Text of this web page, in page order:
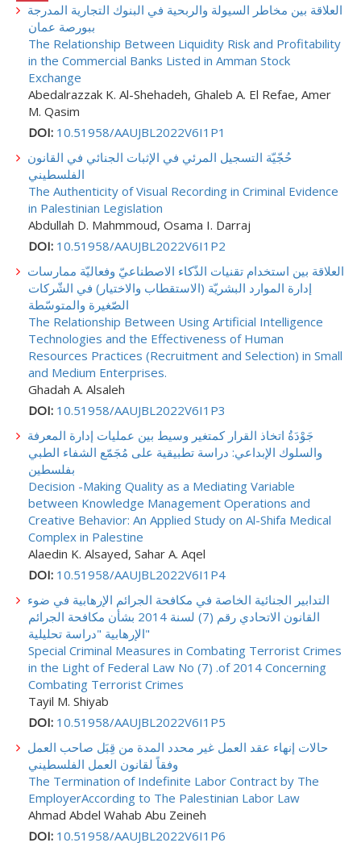
العلاقة بين مخاطر السيولة والربحية في البنوك التجارية المدرجة
ببورصة عمان
The Relationship Between Liquidity Risk and Profitability
in the Commercial Banks Listed in Amman Stock
Exchange
Abedalrazzak K. Al-Shehadeh, Ghaleb A. El Refae, Amer
M. Qasim
DOI: 10.51958/AAUJBL2022V6I1P1
حُجّيّة التسجيل المرئي في الإثبات الجنائي في القانون
الفلسطيني
The Authenticity of Visual Recording in Criminal Evidence
in Palestinian Legislation
Abdullah D. Mahmmoud, Osama I. Darraj
DOI: 10.51958/AAUJBL2022V6I1P2
العلاقة بين استخدام تقنيات الذّكاء الاصطناعيّ وفعاليّة ممارسات
إدارة الموارد البشريّة (الاستقطاب والاختيار) في الشّركات
الصّغيرة والمتوسّطة
The Relationship Between Using Artificial Intelligence
Technologies and the Effectiveness of Human
Resources Practices (Recruitment and Selection) in Small
and Medium Enterprises.
Ghadah A. Alsaleh
DOI: 10.51958/AAUJBL2022V6I1P3
جَوْدَةُ اتخاذ القرار كمتغير وسيط بين عمليات إدارة المعرفة
والسلوك الإبداعي: دراسة تطبيقية على مُجَمّع الشفاء الطبي
بفلسطين
Decision -Making Quality as a Mediating Variable
between Knowledge Management Operations and
Creative Behavior: An Applied Study on Al-Shifa Medical
Complex in Palestine
Alaedin K. Alsayed, Sahar A. Aqel
DOI: 10.51958/AAUJBL2022V6I1P4
التدابير الجنائية الخاصة في مكافحة الجرائم الإرهابية في ضوء
القانون الاتحادي رقم (7) لسنة 2014 بشأن مكافحة الجرائم
الإرهابية "دراسة تحليلية"
Special Criminal Measures in Combating Terrorist Crimes
in the Light of Federal Law No (7) .of 2014 Concerning
Combating Terrorist Crimes
Tayil M. Shiyab
DOI: 10.51958/AAUJBL2022V6I1P5
حالات إنهاء عقد العمل غير محدد المدة من قِبَل صاحب العمل
وفقاً لقانون العمل الفلسطيني
The Termination of Indefinite Labor Contract by The
EmployerAccording to The Palestinian Labor Law
Ahmad Abdel Wahab Abu Zeineh
DOI: 10.51958/AAUJBL2022V6I1P6